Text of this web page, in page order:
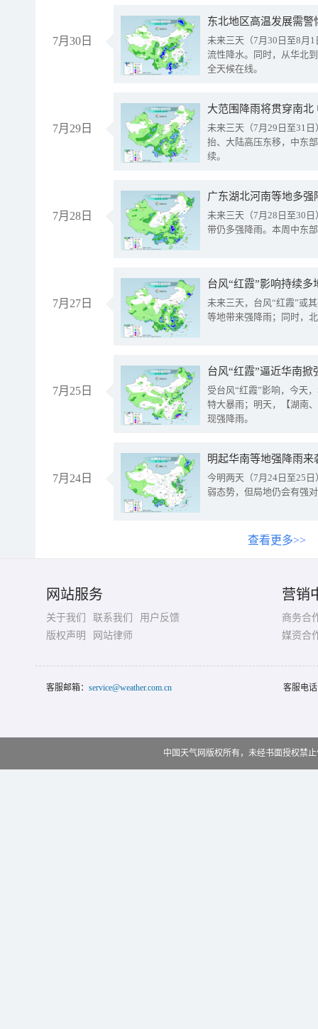
7月30日
东北地区高温发展需
未来三天（7月30日至8月
流性降水。同时，从华北
全天候在线。
7月29日
大范围降雨将贯穿南
未来三天（7月29日至31
抬、大陆高压东移，中东
续。
7月28日
广东湖北河南等地多
未来三天（7月28日至30
带仍多强降雨。本周中东
7月27日
台风“红霞”影响持续
未来三天，台风“红霞”或
等地带来强降雨；同时，
7月25日
台风“红霞”逼近华南
受台风“红霞”影响，今天
特大暴雨；明天，【湖南
现强降雨。
7月24日
明起华南等地强降雨
今明两天（7月24日至25
弱态势，但局地仍会有强
查看更多>>
网站服务
关于我们 联系我们
用户反馈
版权声明
网站律师
营销
商务合
媒资合
客服邮箱： service@weather.com.cn 客服电
中国天气网版权所有，未经书面授权